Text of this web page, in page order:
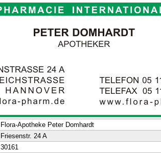
Flora-Apotheke Peter Domhardt
Friesenstr. 24 A
30161